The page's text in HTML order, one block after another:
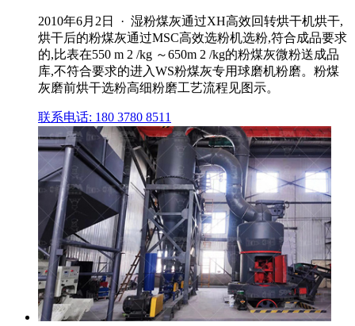
2010年6月2日 · 湿粉煤灰通过XH高效回转烘干机烘干,
烘干后的粉煤灰通过MSC高效选粉机选粉,符合成品要求
的,比表在550 m 2 /kg ～650m 2 /kg的粉煤灰微粉送成品
库,不符合要求的进入WS粉煤灰专用球磨机粉磨。粉煤
灰磨前烘干选粉高细粉磨工艺流程见图示。
联系电话: 180 3780 8511